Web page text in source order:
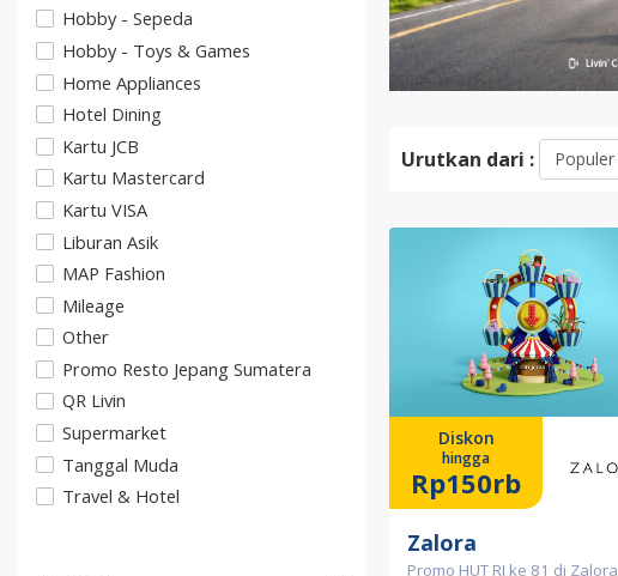
Hobby - Sepeda
Hobby - Toys & Games
Home Appliances
Hotel Dining
Kartu JCB
Kartu Mastercard
Kartu VISA
Liburan Asik
MAP Fashion
Mileage
Other
Promo Resto Jepang Sumatera
QR Livin
Supermarket
Tanggal Muda
Travel & Hotel
Urutkan dari :
Diskon
hingga
Rp150rb
Zalora
Promo HUT RI ke 81 di Zalora